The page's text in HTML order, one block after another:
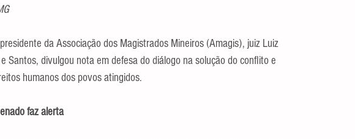
da Associação dos Magistrados Mineiros (Amagis), juiz Luiz
Santos, divulgou nota em defesa do diálogo na solução do conflito e
humanos dos povos atingidos.
faz alerta